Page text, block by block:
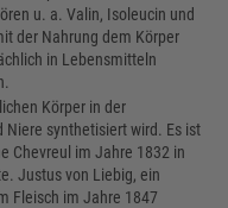
u. a. Valin, Isoleucin und
der Nahrung dem Körper
in Lebensmitteln
Körper in der
Niere synthetisiert wird. Es ist
Chevreul im Jahre 1832 in
Justus von Liebig, ein
Fleisch im Jahre 1847